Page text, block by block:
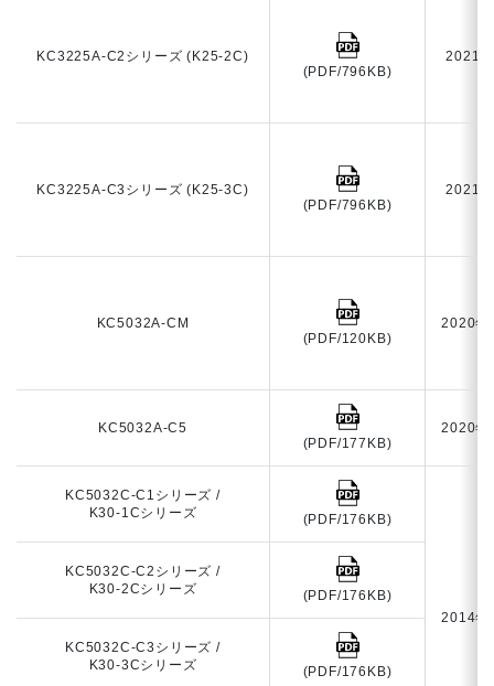
KC3225A-C2シリーズ (K25-2C)
(PDF/796KB)
2021
KC3225A-C3シリーズ (K25-3C)
(PDF/796KB)
2021
KC5032A-CM
(PDF/120KB)
2020年
KC5032A-C5
(PDF/177KB)
2020年
KC5032C-C1シリーズ /
K30-1Cシリーズ
(PDF/176KB)
2014年
KC5032C-C2シリーズ /
K30-2Cシリーズ
(PDF/176KB)
KC5032C-C3シリーズ /
K30-3Cシリーズ
(PDF/176KB)